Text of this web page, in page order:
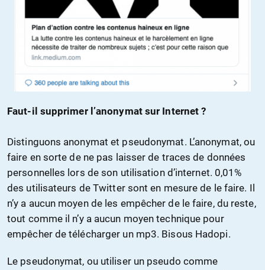
Faut-il supprimer l’anonymat sur Internet ?
Distinguons anonymat et pseudonymat. L’anonymat, ou
faire en sorte de ne pas laisser de traces de données
personnelles lors de son utilisation d’internet. 0,01%
des utilisateurs de Twitter sont en mesure de le faire. Il
n’y a aucun moyen de les empêcher de le faire, du reste,
tout comme il n’y a aucun moyen technique pour
empêcher de télécharger un mp3. Bisous Hadopi.
Le pseudonymat, ou utiliser un pseudo comme